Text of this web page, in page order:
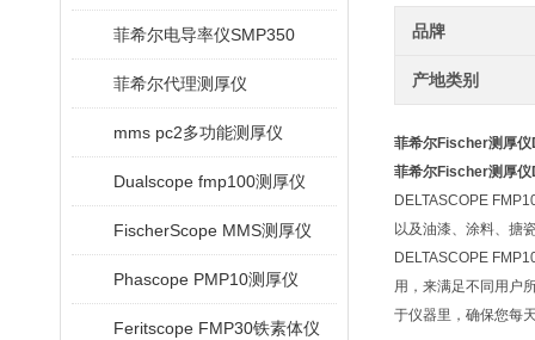
菲希尔电导率仪SMP350
菲希尔代理测厚仪
mms pc2多功能测厚仪
Dualscope fmp100测厚仪
FischerScope MMS测厚仪
Phascope PMP10测厚仪
Feritscope FMP30铁素体仪
品牌
产地类别
菲希尔Fischer测厚
菲希尔Fischer测厚
DELTASCOPE
以及油漆、涂料、搪
DELTASCOPE
用，来满足不同用户
于仪器里，确保您每